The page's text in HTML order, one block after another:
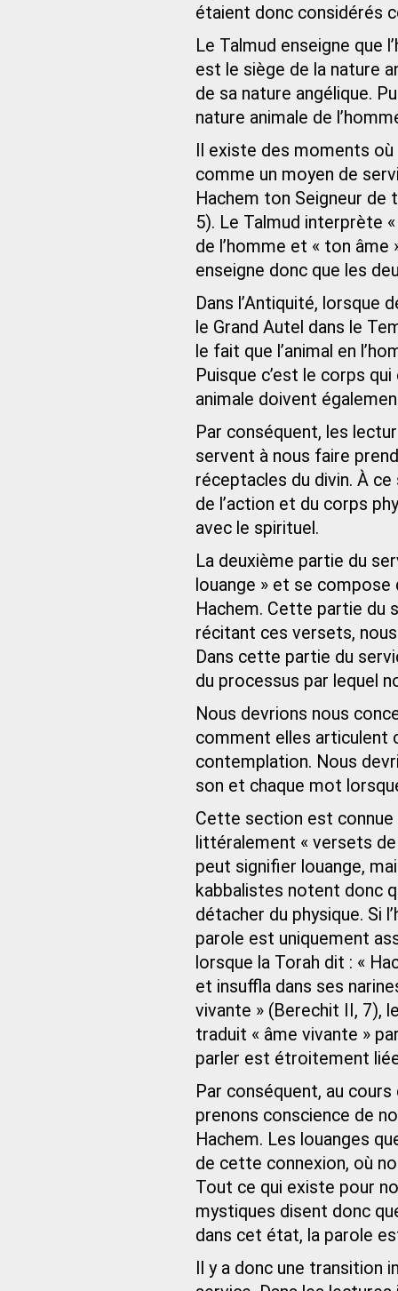
étaient donc considérés
Le Talmud enseigne que
est le siège de la nature
de sa nature angélique.
nature animale de
Il existe des moments
comme un moyen de
Hachem ton Seigneur
5). Le Talmud interprète
de l’homme et « ton
enseigne donc que les
Dans l’Antiquité,
le Grand Autel dans le
le fait que l’animal en
Puisque c’est le corps
animale doivent
Par conséquent, les
servent à nous faire
réceptacles du divin. À
de l’action et du corps
avec le spirituel.
La deuxième partie du
louange » et se
Hachem. Cette partie du
récitant ces versets,
Dans cette partie du
du processus par lequel
Nous devrions nous
comment elles articulent
contemplation. Nous
son et chaque mot
Cette section est
littéralement « versets
peut signifier louange,
kabbalistes notent donc
détacher du physique. Si
parole est uniquement
lorsque la Torah dit : «
et insuffla dans ses
vivante » (Berechit II, 7),
traduit « âme vivante »
parler est étroitement
Par conséquent, au
prenons conscience de
Hachem. Les louanges
de cette connexion, où
Tout ce qui existe pour
mystiques disent donc
dans cet état, la parole
Il y a donc une